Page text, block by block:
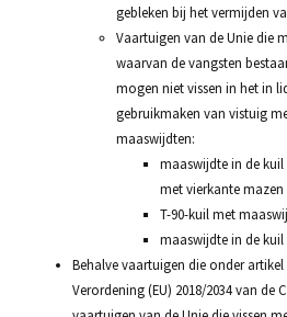
gebleken bij het vermijden
Vaartuigen van de Unie die
waarvan de vangsten
mogen niet vissen in het in
gebruikmaken van vistuig
maaswijdten:
maaswijdte in de
met vierkante mazen
T-90-kuil met
maaswijdte in de kuil
Behalve vaartuigen die onder artikel
Verordening (EU) 2018/2034 van de